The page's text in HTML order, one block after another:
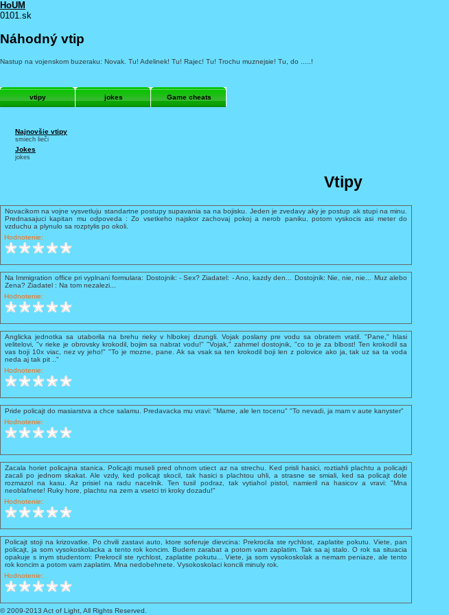
HoUM
0101.sk
Náhodný vtip
Nastup na vojenskom buzeraku: Novak. Tu! Adelinek! Tu! Rajec! Tu! Trochu muznejsie! Tu, do .....!
vtipy jokes Game cheats
Najnovšie vtipy
smiech lieči
Jokes
jokes
Vtipy
Novacikom na vojne vysvetluju standartne postupy supavania sa na bojisku. Jeden je zvedavy aky je postup ak stupi na minu.
Prednasajuci kapitan mu odpoveda : Zo vsetkeho najskor zachovaj pokoj a nerob paniku, potom vyskocis asi meter do
vzduchu a plynulo sa rozptylis po okoli.
Hodnotenie:
Na Immigration office pri vyplnani formulara: Dostojnik: - Sex? Ziadatel: - Ano, kazdy den... Dostojnik: Nie, nie, nie... Muz alebo
Zena? Ziadatel : Na tom nezalezi...
Hodnotenie:
Anglicka jednotka sa utaborila na brehu rieky v hlbokej dzungli. Vojak poslany pre vodu sa obratem vratil. "Pane," hlasi
velitelovi, "v rieke je obrovsky krokodil, bojim sa nabrat vodu!" "Vojak," zahrmel dostojnik, "co to je za blbost! Ten krokodil sa
vas boji 10x viac, nez vy jeho!" "To je mozne, pane. Ak sa vsak sa ten krokodil boji len z polovice ako ja, tak uz sa ta voda
neda aj tak pit .."
Hodnotenie:
Pride policajt do masiarstva a chce salamu. Predavacka mu vravi: "Mame, ale len tocenu" "To nevadi, ja mam v aute kanyster"
Hodnotenie:
Zacala horiet policajna stanica. Policajti museli pred ohnom utiect az na strechu. Ked prisli hasici, roztiahli plachtu a policajti
zacali po jednom skakat. Ale vzdy, ked policajt skocil, tak hasici s plachtou uhli, a strasne se smiali, ked sa policajt dole
rozmazol na kasu. Az prisiel na radu nacelnik. Ten tusil podraz, tak vytiahol pistol, namieril na hasicov a vravi: "Mna
neoblafnete! Ruky hore, plachtu na zem a vsetci tri kroky dozadu!"
Hodnotenie:
Policajt stoji na krizovatke. Po chvili zastavi auto, ktore soferuje dievcina: Prekrocila ste rychlost, zaplatite pokutu. Viete, pan
policajt, ja som vysokoskolacka a tento rok koncim. Budem zarabat a potom vam zaplatim. Tak sa aj stalo. O rok sa situacia
opakuje s inym studentom: Prekrocil ste rychlost, zaplatite pokutu... Viete, ja som vysokoskolak a nemam peniaze, ale tento
rok koncim a potom vam zaplatim. Mna nedobehnete. Vysokoskolaci koncili minuly rok.
Hodnotenie:
© 2009-2013 Act of Light, All Rights Reserved.